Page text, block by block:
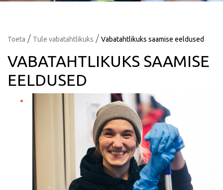
Toeta / Tule vabatahtlikuks / Vabatahtlikuks saamise eeldused
VABATAHTLIKUKS SAAMISE
EELDUSED